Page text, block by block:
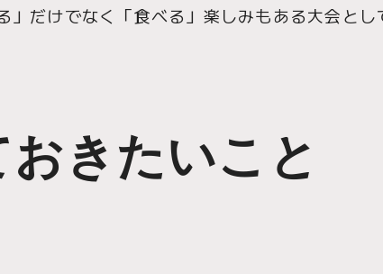
だけでなく「食べる」楽しみもある大会と
きたいこと